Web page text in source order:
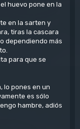
huevo pone en la
en la sarten y
tiras la cascara
dependiendo más
para que se
lo pones en un
es sólo
hambre, adiós